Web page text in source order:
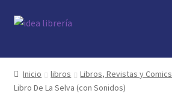
Ir
Ir
Inicio
contacto
Inicio libros Libros, Revistas y Comics
Libro De La Selva (con Sonidos)